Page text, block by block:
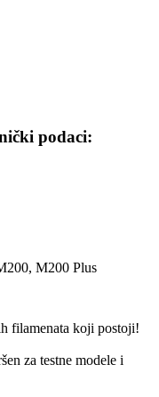
podaci:
M200 Plus
filamenata koji postoji!
za testne modele i